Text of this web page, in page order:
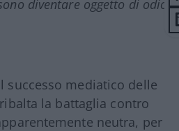
diventare oggetto di odio
successo mediatico delle
la battaglia contro
neutra, per